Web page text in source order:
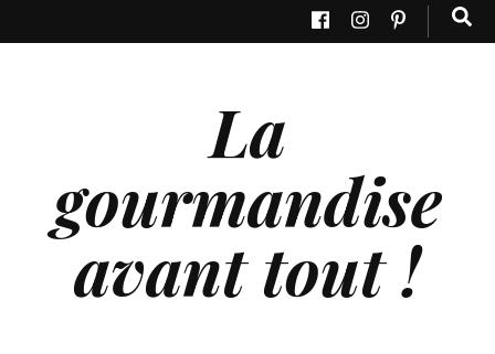
La
gourmandise
avant tout !